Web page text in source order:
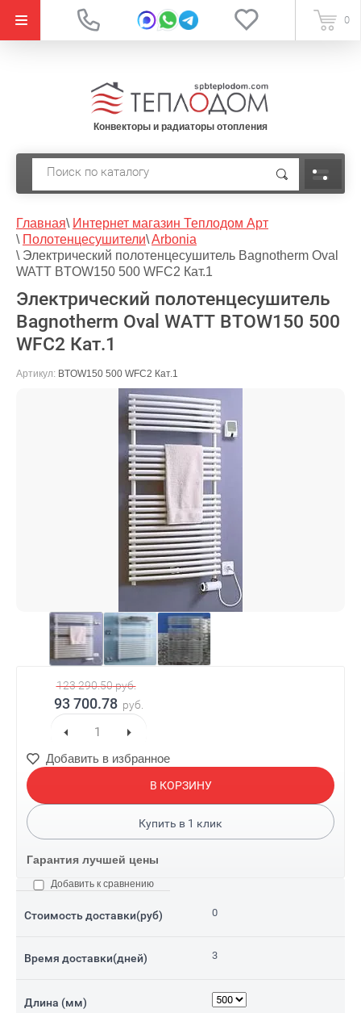
0
Конвекторы и радиаторы отопления
Главная\ Интернет магазин Теплодом Арт
\ Полотенцесушители\Arbonia
\ Электрический полотенцесушитель Bagnotherm Oval
WATT BTOW150 500 WFC2 Кат.1
Электрический полотенцесушитель
Bagnotherm Oval WATT BTOW150 500
WFC2 Кат.1
Артикул: BTOW150 500 WFC2 Кат.1
Добавить в избранное
123 290.50руб.
93 700.78 руб.
В КОРЗИНУ
Купить в 1 клик
Гарантия лучшей цены
Стоимость доставки(руб) 0
Время доставки(дней) 3
Длина (мм)
Добавить к сравнению